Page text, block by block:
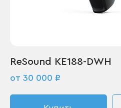
ReSound KE188-DWH
от 30 000 ₽